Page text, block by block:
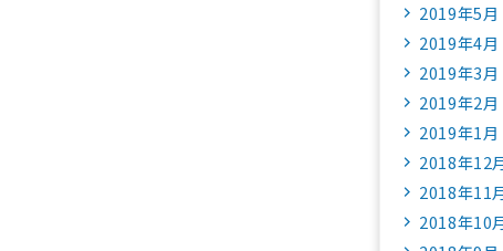
2019年5月
2019年4月
2019年3月
2019年2月
2019年1月
2018年12
2018年11
2018年10